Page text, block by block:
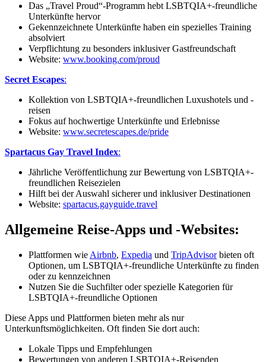
Das „Travel Proud“-Programm hebt LSBTQIA+-freundliche
Unterkünfte hervor
Gekennzeichnete Unterkünfte haben ein spezielles Training
absolviert
Verpflichtung zu besonders inklusiver Gastfreundschaft
Website: www.booking.com/proud
Secret Escapes:
Kollektion von LSBTQIA+-freundlichen Luxushotels und -
reisen
Fokus auf hochwertige Unterkünfte und Erlebnisse
Website: www.secretescapes.de/pride
Spartacus Gay Travel Index:
Jährliche Veröffentlichung zur Bewertung von LSBTQIA+-
freundlichen Reisezielen
Hilft bei der Auswahl sicherer und inklusiver Destinationen
Website: spartacus.gayguide.travel
Allgemeine Reise-Apps und -Websites:
Plattformen wie Airbnb, Expedia und TripAdvisorbieten oft
Optionen, um LSBTQIA+-freundliche Unterkünfte zu finden
oder zu kennzeichnen
Nutzen Sie die Suchfilter oder spezielle Kategorien für
LSBTQIA+-freundliche Optionen
Diese Apps und Plattformen bieten mehr als nur
Unterkunftsmöglichkeiten. Oft finden Sie dort auch:
Lokale Tipps und Empfehlungen
Bewertungen von anderen LSBTQIA+-Reisenden